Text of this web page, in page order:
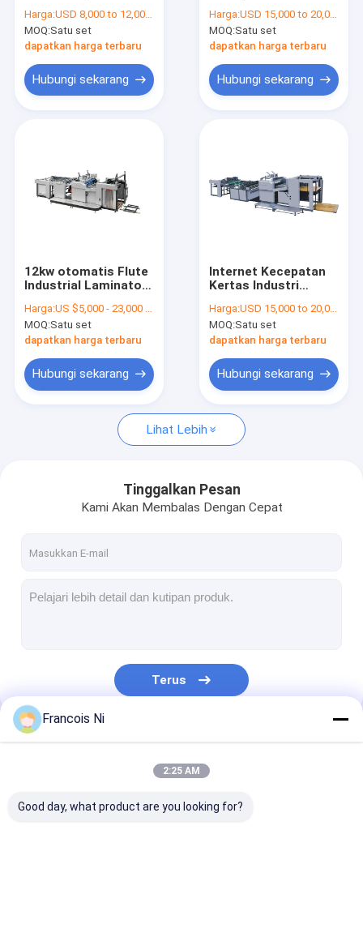
Video
Hubungi kami
Berita
Memotong baja aturan
Die Cutting Consumables
Buku membuat mesin
Mesin Kemasan otomatis
Otomatis Mesin Percetakan
Sistem Cutting
Harga:USD 8,000 to 12,000 per set
MOQ:Satu set
dapatkan harga terbaru
Hubungi sekarang
Hydraulic Menekan
Sistem
Harga:USD 15,000 to 20,000 per set
MOQ:Satu set
dapatkan harga terbaru
Hubungi sekarang
12kw otomatis Flute
Industrial Laminator
Harga:US $5,000 - 23,000 / Set
MOQ:Satu set
dapatkan harga terbaru
Hubungi sekarang
Internet Kecepatan
Kertas Industri
Anti Fully Automatic
- Curve
Harga:USD 15,000 to 20,000
MOQ:Satu set
dapatkan harga terbaru
Hubungi sekarang
Lihat Lebih
Tinggalkan Pesan
Kami Akan Membalas Dengan Cepat
Terus
Kategori Kami
Francois Ni
2:25 AM
Good day, what product are you looking for?